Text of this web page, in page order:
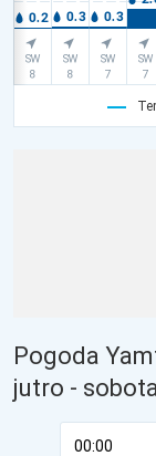
Pogoda
jutro -
00:00